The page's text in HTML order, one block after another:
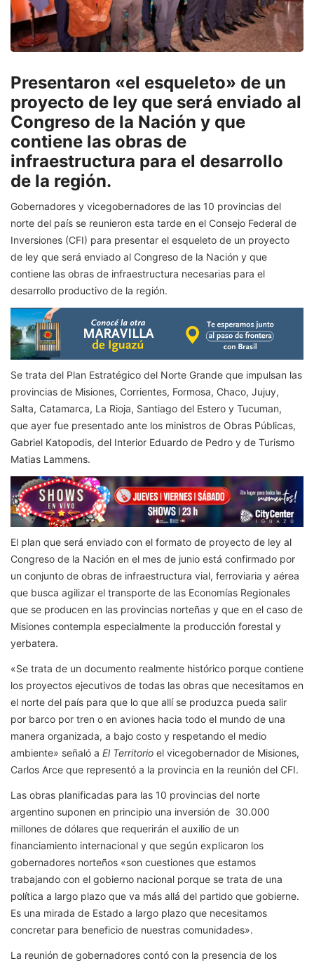
Presentaron «el esqueleto» de un
proyecto de ley que será enviado al
Congreso de la Nación y que
contiene las obras de
infraestructura para el desarrollo
de la región.
Gobernadores y vicegobernadores de las 10 provincias del
norte del país se reunieron esta tarde en el Consejo Federal de
Inversiones (CFI) para presentar el esqueleto de un proyecto
de ley que será enviado al Congreso de la Nación y que
contiene las obras de infraestructura necesarias para el
desarrollo productivo de la región.
Se trata del Plan Estratégico del Norte Grande que impulsan las
provincias de Misiones, Corrientes, Formosa, Chaco, Jujuy,
Salta, Catamarca, La Rioja, Santiago del Estero y Tucuman,
que ayer fue presentado ante los ministros de Obras Públicas,
Gabriel Katopodis, del Interior Eduardo de Pedro y de Turismo
Matias Lammens.
El plan que será enviado con el formato de proyecto de ley al
Congreso de la Nación en el mes de junio está confirmado por
un conjunto de obras de infraestructura vial, ferroviaria y aérea
que busca agilizar el transporte de las Economías Regionales
que se producen en las provincias norteñas y que en el caso de
Misiones contempla especialmente la producción forestal y
yerbatera.
«Se trata de un documento realmente histórico porque contiene
los proyectos ejecutivos de todas las obras que necesitamos en
el norte del país para que lo que allí se produzca pueda salir
por barco por tren o en aviones hacia todo el mundo de una
manera organizada, a bajo costo y respetando el medio
ambiente» señaló a El Territorio el vicegobernador de Misiones,
Carlos Arce que representó a la provincia en la reunión del CFI.
Las obras planificadas para las 10 provincias del norte
argentino suponen en principio una inversión de 30.000
millones de dólares que requerirán el auxilio de un
financiamiento internacional y que según explicaron los
gobernadores norteños «son cuestiones que estamos
trabajando con el gobierno nacional porque se trata de una
política a largo plazo que va más allá del partido que gobierne.
Es una mirada de Estado a largo plazo que necesitamos
concretar para beneficio de nuestras comunidades».
La reunión de gobernadores contó con la presencia de los